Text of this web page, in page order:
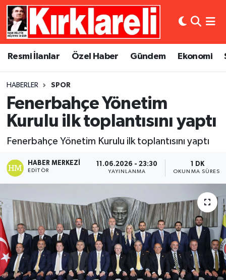
Resmi İlanlar Özel Haber Gündem Ekonomi
HABERLER SPOR
Fenerbahçe Yönetim
Kurulu ilk toplantısını yaptı
Fenerbahçe Yönetim Kurulu ilk toplantısını yaptı
HABER MERKEZI
EDITÖR
11.06.2026 - 23:30
YAYINLANMA
1 DK
OKUNMA SÜRESI
Resmi İlanlar
Gündem
Ekonomi
Siyaset
Spor
Asayiş
Dünya
Eğitim
Kültür Sanat
Magazin
Sağlık
Künye
Gizlilik Sözleşmesi
Merkez Nöbetçi Eczaneler
Merkez Trafik Yoğunluk Haritası
Süper Lig Puan Durumu ve Fikstür
Tüm Manşetler
Son Dakika Haberleri